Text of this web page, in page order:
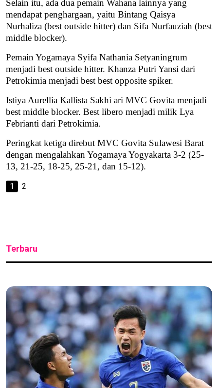
Selain itu, ada dua pemain Wahana lainnya yang
mendapat penghargaan, yaitu Bintang Qaisya
Nurhaliza (best outside hitter) dan Sifa Nurfauziah (best
middle blocker).
Pemain Yogamaya Syifa Nathania Setyaningrum
menjadi best outside hitter. Khanza Putri Yansi dari
Petrokimia menjadi best best opposite spiker.
Istiya Aurellia Kallista Sakhi ari MVC Govita menjadi
best middle blocker. Best libero menjadi milik Lya
Febrianti dari Petrokimia.
Peringkat ketiga direbut MVC Govita Sulawesi Barat
dengan mengalahkan Yogamaya Yogyakarta 3-2 (25-
13, 21-25, 18-25, 25-21, dan 15-12).
1 2
Terbaru